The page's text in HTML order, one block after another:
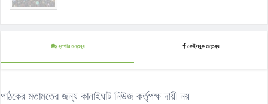
ব্লগার মন্তব্য ফেইসবুক মন্তব্য
পাঠকের মতামতের জন্য কানাইঘাট নিউজ কর্তৃপক্ষ দায়ী নয়